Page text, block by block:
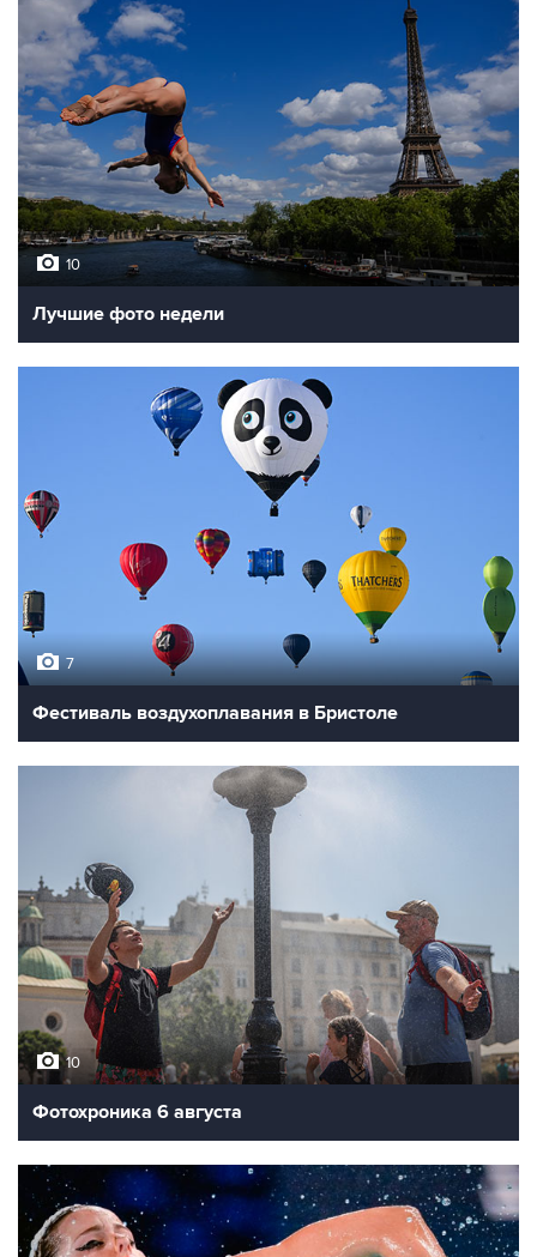
10
Лучшие фото недели
7
Фестиваль воздухоплавания в Бристоле
10
Фотохроника 6 августа